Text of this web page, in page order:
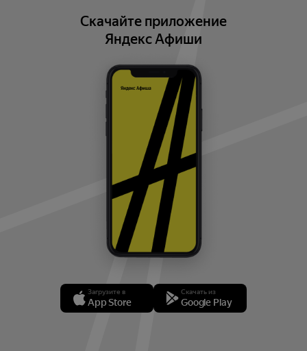
Скачайте приложение
Яндекс Афиши
Загрузите в
App Store
Скачать из
Google Play